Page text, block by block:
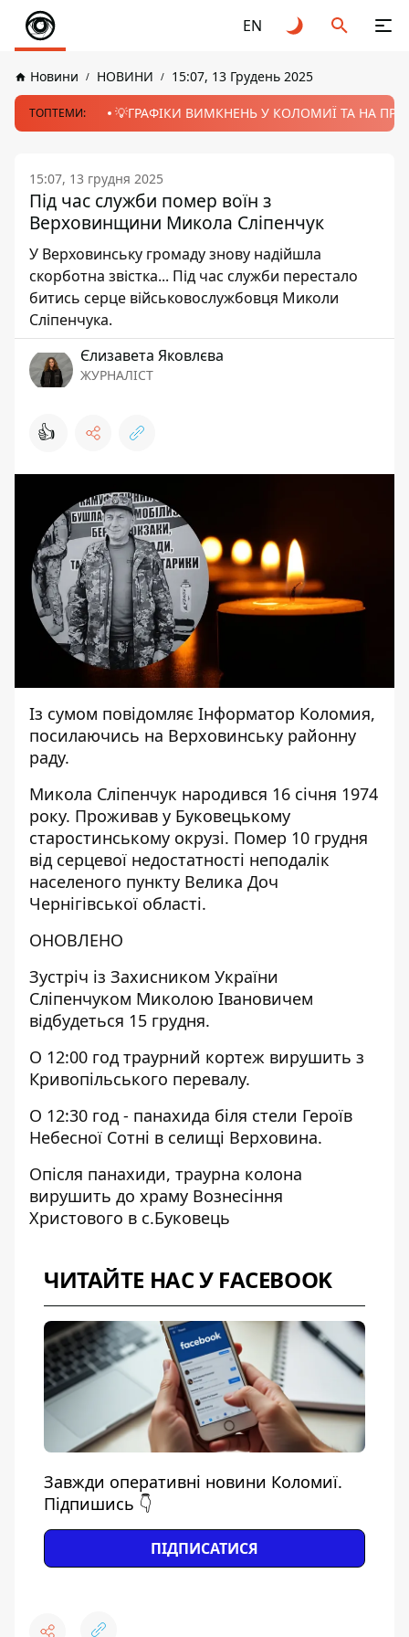
EN
Новини НОВИНИ 15:07, 13 Грудень 2025
ТОПТЕМИ: 💡ГРАФІКИ ВИМКНЕНЬ У КОЛОМИЇ ТА НА
15:07, 13 грудня 2025
Під час служби помер воїн з
Верховинщини Микола Сліпенчук
У Верховинську громаду знову надійшла
скорботна звістка... Під час служби перестало
битись серце військовослужбовця Миколи
Сліпенчука.
Єлизавета Яковлєва
ЖУРНАЛІСТ
👍
Із сумом повідомляє Інформатор Коломия,
посилаючись на Верховинську районну
раду.
Микола Сліпенчук народився 16 січня 1974
року. Проживав у Буковецькому
старостинському окрузі. Помер 10 грудня
від серцевої недостатності неподалік
населеного пункту Велика Доч
Чернігівської області.
ОНОВЛЕНО
Зустріч із Захисником України
Сліпенчуком Миколою Івановичем
відбудеться 15 грудня.
О 12:00 год траурний кортеж вирушить з
Кривопільського перевалу.
О 12:30 год - панахида біля стели Героїв
Небесної Сотні в селищі Верховина.
Опісля панахиди, траурна колона
вирушить до храму Вознесіння
Христового в с.Буковець
ЧИТАЙТЕ НАС У FACEBOOK
Завжди оперативні новини Коломиї.
Підпишись 👇
ПІДПИСАТИСЯ